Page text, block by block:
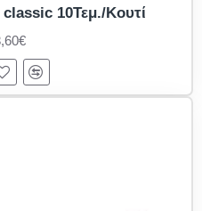
10Τεμ./Κουτί